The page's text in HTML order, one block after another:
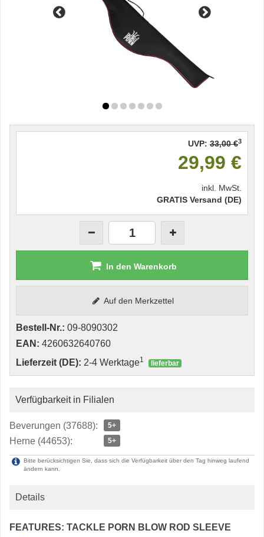
UVP: 33,00 €3
29,99 €
inkl. MwSt.
GRATIS Versand (DE)
In den Warenkorb
Auf den Merkzettel
Bestell-Nr.: 09-8090302
EAN: 4260632640760
Lieferzeit (DE): 2-4 Werktage1 lieferbar
Verfügbarkeit in Filialen
Beverungen (37688): 5+
Herne (44653): 5+
Bitte berücksichtigen Sie, dass sich die Verfügbarkeit über den Tag hinweg laufend
ändern kann.
Details
FEATURES: TACKLE PORN BLOW ROD SLEEVE